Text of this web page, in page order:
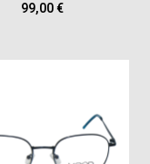
99,00€